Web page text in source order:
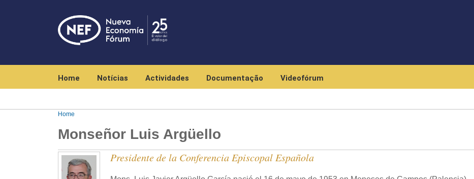
Home Notícias Actividades Documentação Videofórum
Home
Monseñor Luis Argüello
Presidente de la Conferencia Episcopal Española